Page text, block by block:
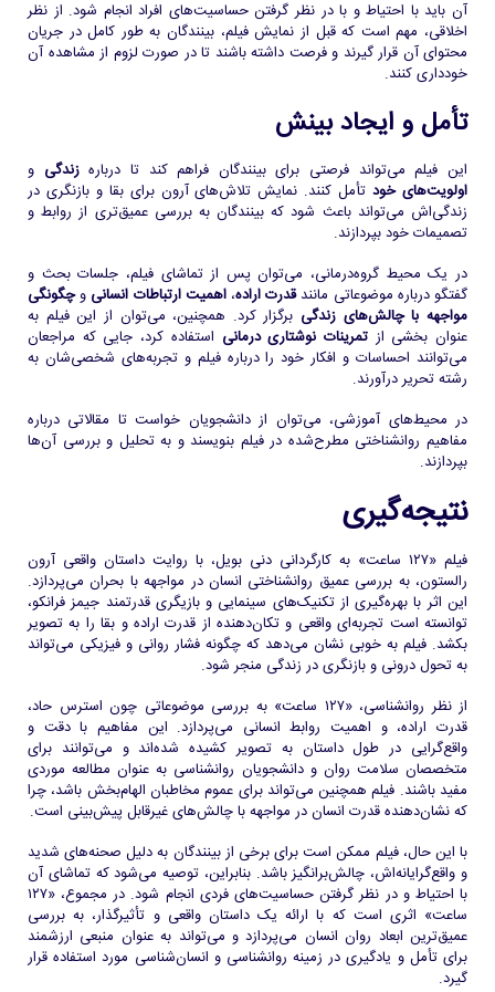
آن باید با احتیاط و با در نظر گرفتن حساسیت‌های افراد انجام شود. از نظر
اخلاقی، مهم است که قبل از نمایش فیلم، بینندگان به طور کامل در جریان
محتوای آن قرار گیرند و فرصت داشته باشند تا در صورت لزوم از مشاهده آن
خودداری کنند.
تأمل و ایجاد بینش
این فیلم می‌تواند فرصتی برای بینندگان فراهم کند تا دربارهزندگی و
اولویت‌های خودتأمل کنند. نمایش تلاش‌های آرون برای بقا و بازنگری در
زندگی‌اش می‌تواند باعث شود که بینندگان به بررسی عمیق‌تری از روابط و
تصمیمات خود بپردازند.
در یک محیط گروه‌درمانی، می‌توان پس از تماشای فیلم، جلسات بحث و
گفتگو درباره موضوعاتی مانندقدرت اراده،اهمیت ارتباطات انسانی وچگونگی
مواجهه با چالش‌های زندگی برگزار کرد. همچنین، می‌توان از این فیلم به
عنوان بخشی ازتمرینات نوشتاری درمانی استفاده کرد، جایی که مراجعان
می‌توانند احساسات و افکار خود را درباره فیلم و تجربه‌های شخصی‌شان به
رشته تحریر درآورند.
در محیط‌های آموزشی، می‌توان از دانشجویان خواست تا مقالاتی درباره
مفاهیم روانشناختی مطرح‌شده در فیلم بنویسند و به تحلیل و بررسی آن‌ها
بپردازند.
نتیجه‌گیری
فیلم «۱۲۷ ساعت» به کارگردانی دنی بویل، با روایت داستان واقعی آرون
رالستون، به بررسی عمیق روانشناختی انسان در مواجهه با بحران می‌پردازد.
این اثر با بهره‌گیری از تکنیک‌های سینمایی و بازیگری قدرتمند جیمز فرانکو،
توانسته است تجربه‌ای واقعی و تکان‌دهنده از قدرت اراده و بقا را به تصویر
بکشد. فیلم به خوبی نشان می‌دهد که چگونه فشار روانی و فیزیکی می‌تواند
به تحول درونی و بازنگری در زندگی منجر شود.
از نظر روانشناسی، «۱۲۷ ساعت» به بررسی موضوعاتی چون استرس حاد،
قدرت اراده، و اهمیت روابط انسانی می‌پردازد. این مفاهیم با دقت و
واقع‌گرایی در طول داستان به تصویر کشیده شده‌اند و می‌توانند برای
متخصصان سلامت روان و دانشجویان روانشناسی به عنوان مطالعه موردی
مفید باشند. فیلم همچنین می‌تواند برای عموم مخاطبان الهام‌بخش باشد، چرا
که نشان‌دهنده قدرت انسان در مواجهه با چالش‌های غیرقابل پیش‌بینی است.
با این حال، فیلم ممکن است برای برخی از بینندگان به دلیل صحنه‌های شدید
و واقع‌گرایانه‌اش، چالش‌برانگیز باشد. بنابراین، توصیه می‌شود که تماشای آن
با احتیاط و در نظر گرفتن حساسیت‌های فردی انجام شود. در مجموع، «۱۲۷
ساعت» اثری است که با ارائه یک داستان واقعی و تأثیرگذار، به بررسی
عمیق‌ترین ابعاد روان انسان می‌پردازد و می‌تواند به عنوان منبعی ارزشمند
برای تأمل و یادگیری در زمینه روانشناسی و انسان‌شناسی مورد استفاده قرار
گیرد.